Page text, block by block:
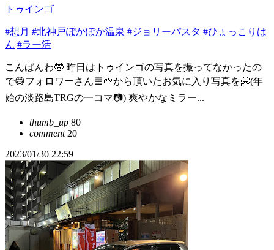
トゥインゴ
#想月 #北神戸ぽかぽか温泉 #ジョリーパスタ #ひょっこりは
ん #ラー活
こんばんわ🤓 昨日はトゥインゴの写真を撮ってなかったの
で😅フォロワーさん🟦🌱から頂いたお気に入り写真を🤗(年
始の淡路島TRGの一コマ📷️) 爽やかなミラー...
thumb_up 80
comment20
2023/01/30 22:59